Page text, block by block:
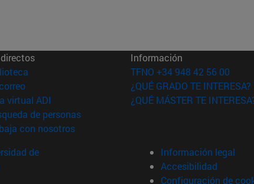
(abre en nueva ventana)
(abre en nueva ventana)
virtual ADI (abre en nueva ventana)
de personas(abre en nueva ventana)
con nosotros(abre en nueva ventana)
Información
TFNO +34 948 42 56 00
¿QUÉ GRADO TE INTERESA?
¿QUÉ MÁSTER TE
de
Información legal
Accesibilidad
Configuración de